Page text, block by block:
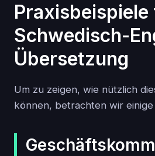
Praxisbeispiele
Schwedisch-
Übersetzung
Um zu zeigen, wie nützlich
können, betrachten wir